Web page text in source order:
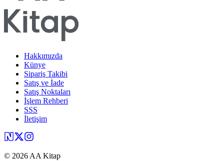
Hakkımızda
Künye
Sipariş Takibi
Satış ve İade
Satış Noktaları
İşlem Rehberi
SSS
İletişim
© 2026 AA Kitap